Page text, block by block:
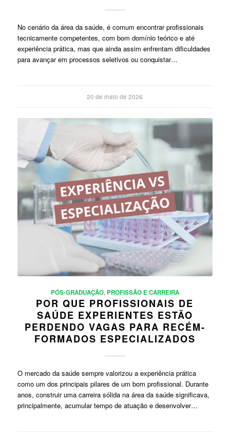
No cenário da área da saúde, é comum encontrar profissionais
tecnicamente competentes, com bom domínio teórico e até
experiência prática, mas que ainda assim enfrentam dificuldades
para avançar em processos seletivos ou conquistar…
20 de maio de 2026
PÓS-GRADUAÇÃO,PROFISSÃO E CARREIRA
POR QUE PROFISSIONAIS DE
SAÚDE EXPERIENTES ESTÃO
PERDENDO VAGAS PARA RECÉM-
FORMADOS ESPECIALIZADOS
O mercado da saúde sempre valorizou a experiência prática
como um dos principais pilares de um bom profissional. Durante
anos, construir uma carreira sólida na área da saúde significava,
principalmente, acumular tempo de atuação e desenvolver…